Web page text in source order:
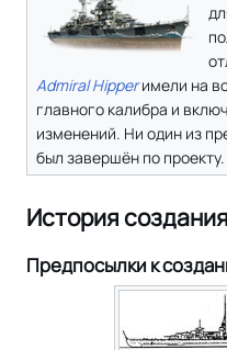
Admiral Hipperимели на
главного калибра и
изменений. Ни один из
был завершён по проекту.
История создания
Предпосылки к